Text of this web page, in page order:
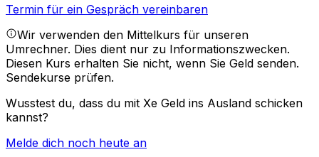
Termin für ein Gespräch vereinbaren
Wir verwenden den Mittelkurs für unseren
Umrechner. Dies dient nur zu Informationszwecken.
Diesen Kurs erhalten Sie nicht, wenn Sie Geld senden.
Sendekurse prüfen.
Wusstest du, dass du mit Xe Geld ins Ausland schicken
kannst?
Melde dich noch heute an